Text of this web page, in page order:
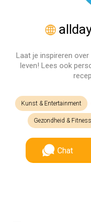
Laat je inspireren
leven! Lees ook
Kunst & Entertainment
Gezondheid & Fitness
Chat